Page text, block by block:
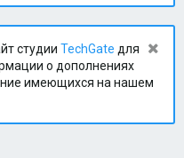
студии TechGate для
о дополнениях
имеющихся на нашем